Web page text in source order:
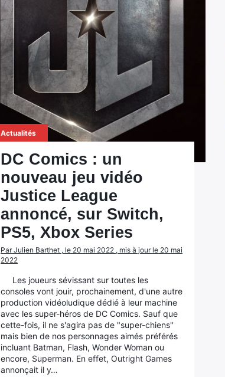
Actualités
DC Comics : un
nouveau jeu vidéo
Justice League
annoncé, sur Switch,
PS5, Xbox Series
Par Julien Barthet , le 20 mai 2022 , mis à jour le 20 mai
2022
Les joueurs sévissant sur toutes les
consoles vont jouir, prochainement, d'une autre
production vidéoludique dédié à leur machine
avec les super-héros de DC Comics. Sauf que
cette-fois, il ne s'agira pas de "super-chiens"
mais bien de nos personnages aimés préférés
incluant Batman, Flash, Wonder Woman ou
encore, Superman. En effet, Outright Games
annonçait il y…